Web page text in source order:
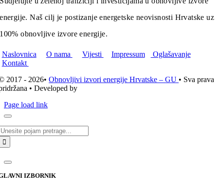
energije. Naš cilj je postizanje energetske neovisnosti Hrvatske uz
100% obnovljive izvore energije.
Naslovnica O nama Vijesti Impressum
Oglašavanje
Kontakt
2017 - 2026•Obnovljivi izvori energije Hrvatske – GU • Sva prava
• Developed by
Page load link
IZBORNIK